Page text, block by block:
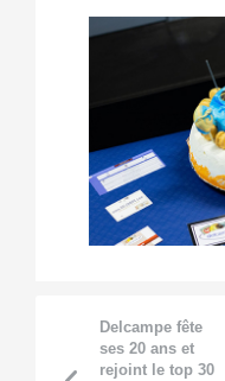
Delcampe fête
ses 20 ans et
rejoint le top 30